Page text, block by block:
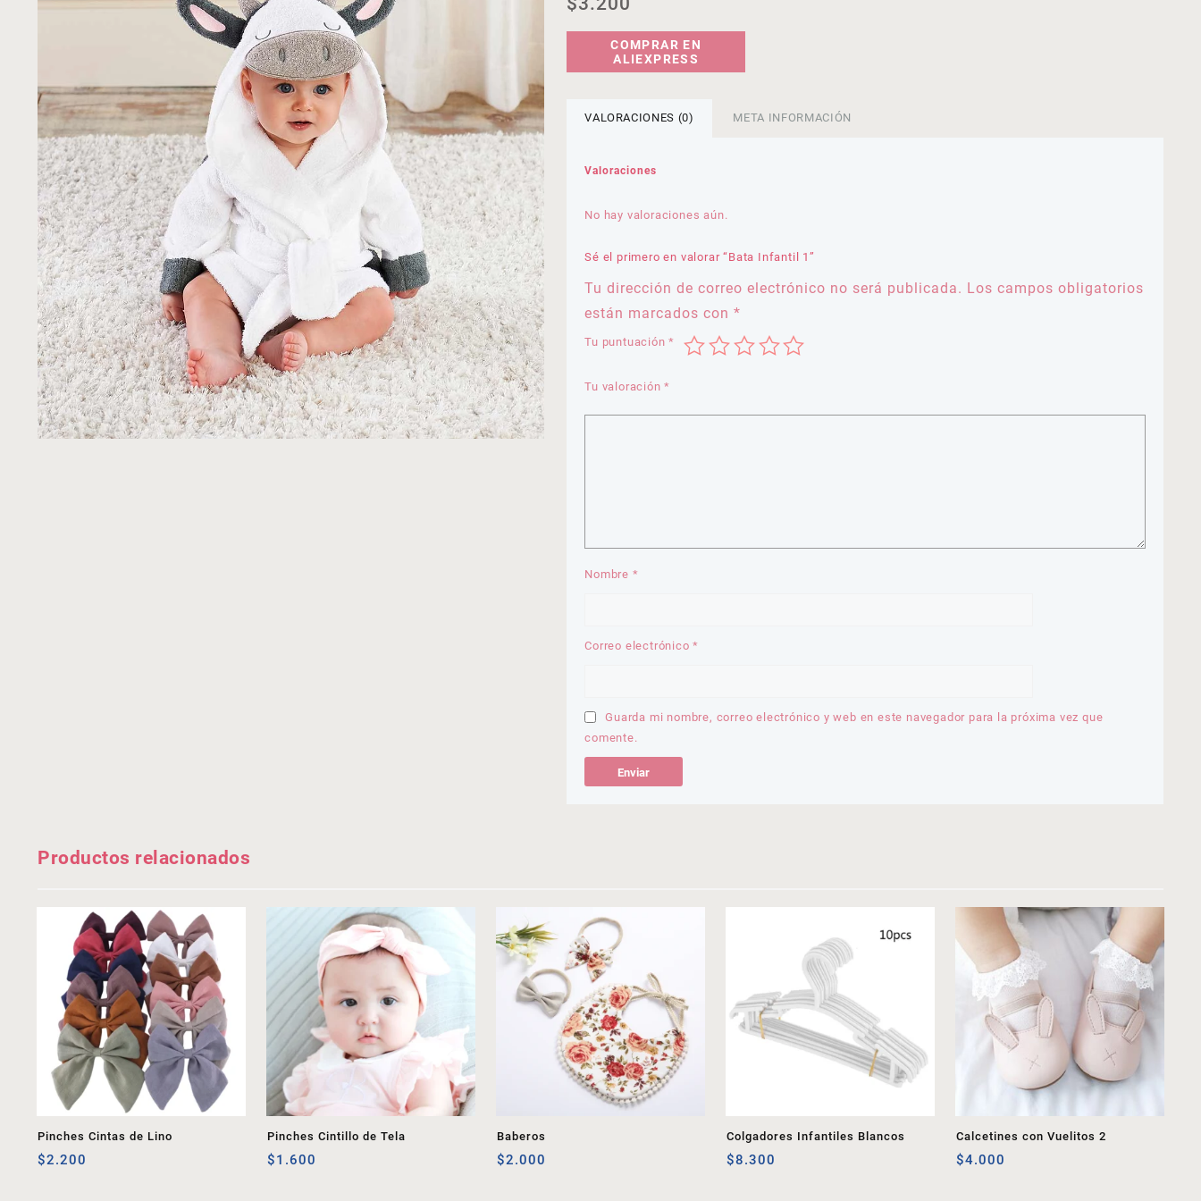
COMPRAR EN
ALIEXPRESS
VALORACIONES (0) META INFORMACIÓN
Valoraciones
No hay valoraciones aún.
Sé el primero en valorar “Bata Infantil 1”
Tu dirección de correo electrónico no será publicada. Los campos obligatorios
están marcados con*
Tu puntuación*
Tu valoración*
Nombre *
Correo electrónico*
Guarda mi nombre, correo electrónico y web en este navegador para la próxima vez que
comente.
Productos relacionados
Pinches Cintas de Lino
$2.200
Pinches Cintillo de Tela
$1.600
Baberos
$2.000
Colgadores Infantiles Blancos
$8.300
Calcetines con Vuelitos 2
$4.000